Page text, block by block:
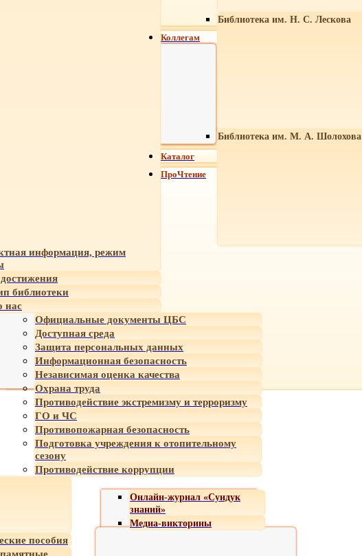
Библиотека им. Н. С. Лескова
Библиотека им. М. А. Шолохова
информация, режим
библиотеки
нас
Официальные документы ЦБС
Доступная среда
Защита персональных данных
Информационная безопасность
Независимая оценка качества
Охрана труда
Противодействие экстремизму и терроризму
ГО и ЧС
Противопожарная безопасность
Подготовка учреждения к отопительному
сезону
Противодействие коррупции
Онлайн-журнал «Сундук
знаний»
Медиа-викторины
пособия
Коллегам
Каталог
ПроЧтение